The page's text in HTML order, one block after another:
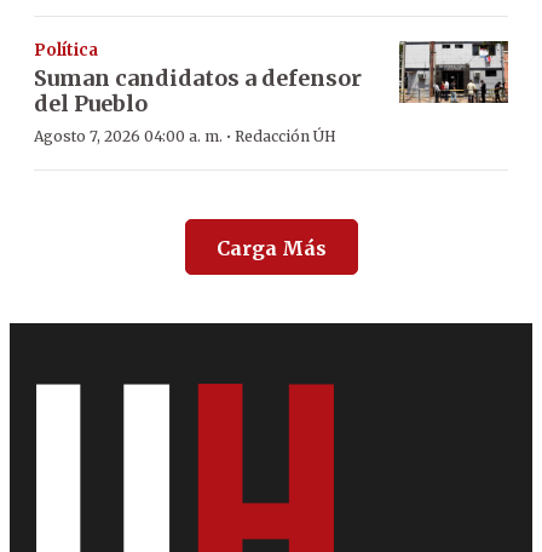
Política
Suman candidatos a defensor
del Pueblo
Agosto 7, 2026 04:00 a. m. · Redacción ÚH
Carga Más